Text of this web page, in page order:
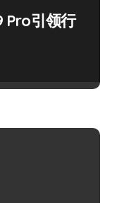
Pro引领行